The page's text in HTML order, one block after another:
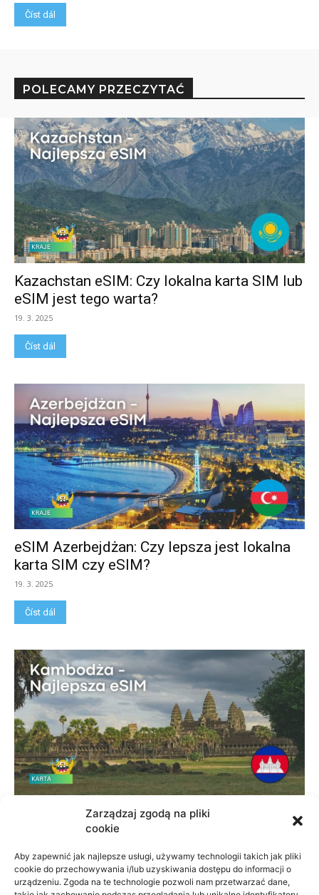
Zarządzaj zgodą na pliki
cookie
Aby zapewnić jak najlepsze usługi, używamy technologii takich jak pliki
cookie do przechowywania i/lub uzyskiwania dostępu do informacji o
urządzeniu. Zgoda na te technologie pozwoli nam przetwarzać dane,
Číst dál
POLECAMY PRZECZYTAĆ
Kazachstan eSIM: Czy lokalna karta SIM lub
eSIM jest tego warta?
19. 3. 2025
Číst dál
eSIM Azerbejdżan: Czy lepsza jest lokalna
karta SIM czy eSIM?
19. 3. 2025
Číst dál
Karta eSIM Kambodża: Porównanie z
lokalną kartą SIM
Číst dál